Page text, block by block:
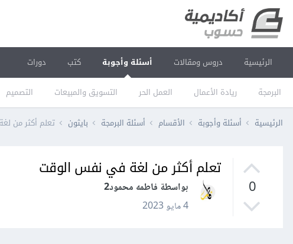
الرئيسية دروس ومقالات أسئلة وأجوبة
البرمجة ريادة الأعمال العمل الحر التسويق والمبيعات التصميم
كتب دورات
الرئيسية أسئلة وأجوبة الأقسام أسئلة البرمجة بايثون تعلم أكثر من
0
تعلم أكثر من لغة في نفس الوقت
بواسطة فاطمه محمود2
4 مايو 2023